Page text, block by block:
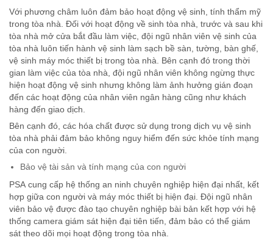
Với phương châm luôn đảm bảo hoạt động vệ sinh, tính thẩm mỹ
trong tòa nhà. Đối với hoạt động về sinh tòa nhà, trước và sau khi
tòa nhà mở cửa bắt đầu làm việc, đội ngũ nhân viên vệ sinh của
tòa nhà luôn tiến hành vệ sinh làm sạch bề sàn, tường, bàn ghế,
vệ sinh máy móc thiết bị trong tòa nhà. Bên cạnh đó trong thời
gian làm việc của tòa nhà, đội ngũ nhân viên không ngừng thực
hiện hoạt động vệ sinh nhưng không làm ảnh hưởng gián đoạn
đến các hoạt động của nhân viên ngân hàng cũng như khách
hàng đến giao dịch.
Bên cạnh đó, các hóa chất được sử dụng trong dịch vụ vệ sinh
tòa nhà phải đảm bảo không nguy hiểm đến sức khỏe tính mạng
của con người.
Bảo vệ tài sản và tính mạng của con người
PSA cung cấp hệ thống an ninh chuyên nghiệp hiện đại nhất, kết
hợp giữa con người và máy móc thiết bị hiện đại. Đội ngũ nhân
viên bảo vệ được đào tạo chuyên nghiệp bài bản kết hợp với hệ
thống camera giám sát hiện đại tiên tiến, đảm bảo có thể giám
sát theo dõi mọi hoạt động trong tòa nhà.